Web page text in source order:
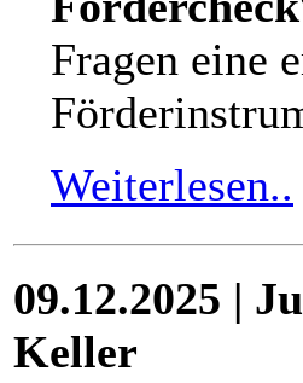
Fragen eine
Weiterlesen..
09.12.2025 |
Keller